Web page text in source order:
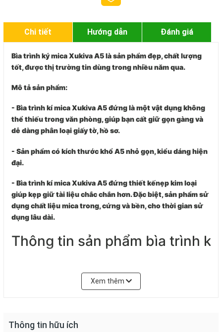
Chi tiết Hướng dẫn Đánh giá
Bìa trình ký mica Xukiva A5 là sản phẩm đẹp, chất lượng
tốt, được thị trường tin dùng trong nhiều năm qua.
Mô tả sản phẩm:
- Bìa trình kí mica Xukiva A5 đứng là một vật dụng không
thể thiếu trong văn phòng, giúp bạn cất giữ gọn gàng và
dễ dàng phân loại giấy tờ, hồ sơ.
- Sản phẩm có kích thước khổ A5 nhỏ gọn, kiểu dáng hiện
đại.
- Bìa trình kí micaXukivaA5 đứng thiết kếnẹp kim loại
giúp kẹp giữ tài liệu chắc chắn hơn. Đặc biệt, sản phẩm sử
dụng chất liệu mica trong, cứng và bền, cho thời gian sử
dụng lâu dài.
Thông tin sản phẩm bìa trình
thanh kẹp inox, khả năng lưu trữ 100 tờ.
Xem thêm
Thông tin hữu ích